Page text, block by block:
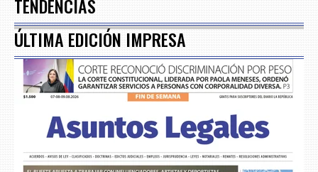
TENDENCIAS
ÚLTIMA EDICIÓN IMPRESA